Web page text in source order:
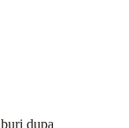
dupa